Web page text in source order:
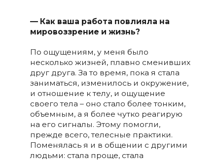
— Как ваша работа повлияла на
мировоззрение и жизнь?
По ощущениям, у меня было
несколько жизней, плавно сменивших
друг друга. За то время, пока я стала
заниматься, изменилось и окружение,
и отношение к телу, и ощущение
своего тела – оно стало более тонким,
объемным, а я более чутко реагирую
на его сигналы. Этому помогли,
прежде всего, телесные практики.
Поменялась я и в общении с другими
людьми: стала проще, стала